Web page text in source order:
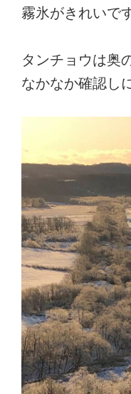
霧氷がきれいで
タンチョウは奥
なかなか確認し